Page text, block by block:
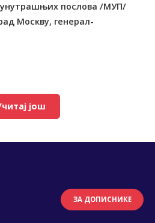
послова /МУП/
Москву, генерал-
још
ЗА ДОПИСНИКЕ